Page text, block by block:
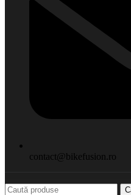
contact@bikefusion.ro